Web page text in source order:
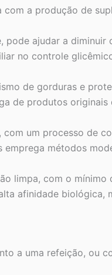
com a produção de
pode ajudar a diminuir
no controle
de gorduras e
de produtos
um processo de
emprega métodos
limpa, com o
afinidade biológica,
a uma refeição, ou